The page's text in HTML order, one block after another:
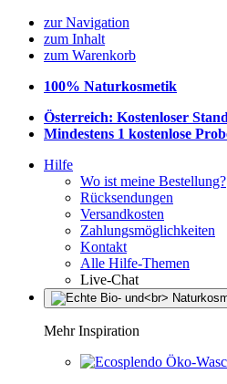
zur Navigation
zum Inhalt
zum Warenkorb
100% Naturkosmetik
Österreich: Kostenloser
Mindestens 1 kostenlose
Hilfe
Wo ist meine Bestellung?
Rücksendungen
Versandkosten
Zahlungsmöglichkeiten
Kontakt
Alle Hilfe-Themen
Live-Chat
Mehr Inspiration
Öko-